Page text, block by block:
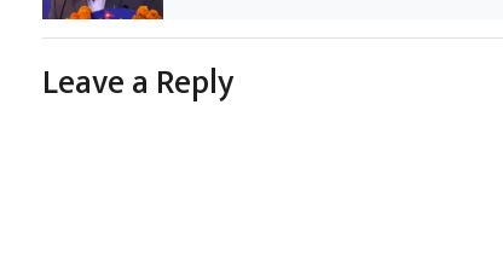
Leave a Reply